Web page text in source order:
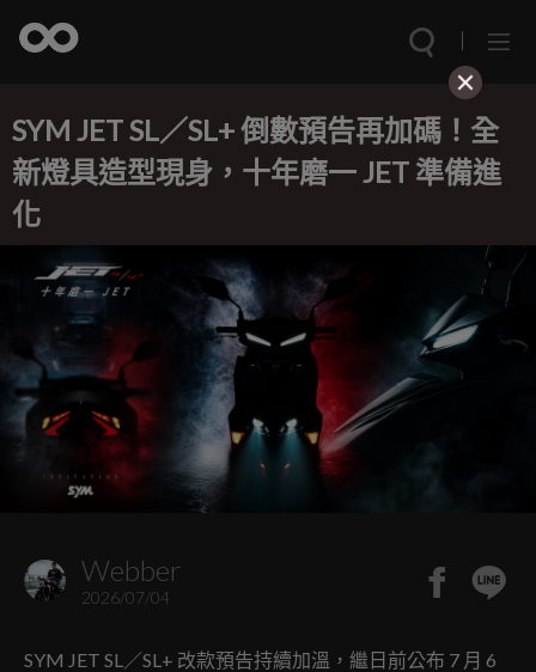
SYM JET SL／SL+ 倒數預告再加碼！全
新燈具造型現身，十年磨一 JET 準備進
化
Webber
2026/07/04
SYM JET SL／SL+ 改款預告持續加溫，繼日前公布 7 月 6